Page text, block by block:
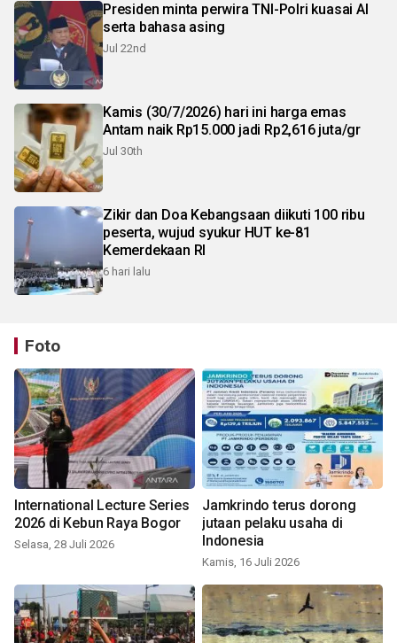
Presiden minta perwira TNI-Polri kuasai AI
serta bahasa asing
Jul 22nd
Kamis (30/7/2026) hari ini harga emas
Antam naik Rp15.000 jadi Rp2,616 juta/gr
Jul 30th
Zikir dan Doa Kebangsaan diikuti 100 ribu
peserta, wujud syukur HUT ke-81
Kemerdekaan RI
6 hari lalu
Foto
International Lecture Series
2026 di Kebun Raya Bogor
Selasa, 28 Juli 2026
Jamkrindo terus dorong
jutaan pelaku usaha di
Indonesia
Kamis, 16 Juli 2026